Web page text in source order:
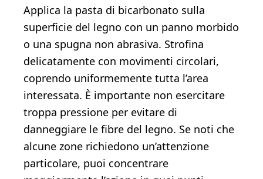
Applica la pasta di bicarbonato sulla
superficie del legno con un panno morbido
o una spugna non abrasiva. Strofina
delicatamente con movimenti circolari,
coprendo uniformemente tutta l’area
interessata. È importante non esercitare
troppa pressione per evitare di
danneggiare le fibre del legno. Se noti che
alcune zone richiedono un’attenzione
particolare, puoi concentrare